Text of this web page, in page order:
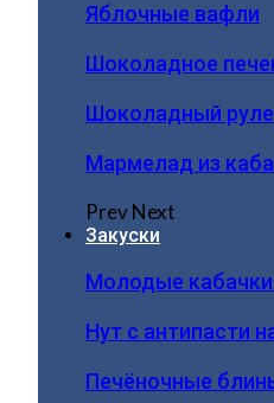
Яблочные вафли
Шоколадное
Шоколадный
Мармелад из
PrevNext
Закуски
Молодые кабачки
Нут с антипасти
Печёночные